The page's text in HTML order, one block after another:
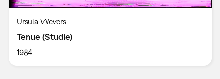
Ursula Wevers
Tenue (Studie)
1984